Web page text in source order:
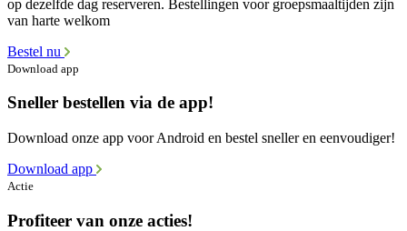
op dezelfde dag reserveren. Bestellingen voor groepsmaaltijden zijn
van harte welkom
Bestel nu
Download app
Sneller bestellen via de app!
Download onze app voor Android en bestel sneller en eenvoudiger!
Download app
Actie
Profiteer van onze acties!